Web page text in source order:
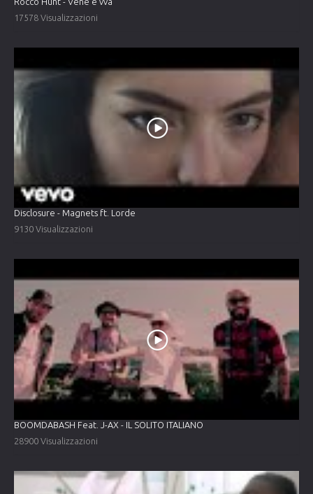
17578 Visualizzazioni
Disclosure - Magnets ft. Lorde
9130 Visualizzazioni
BOOMDABASH Feat. J-AX - IL SOLITO ITALIANO
28900 Visualizzazioni